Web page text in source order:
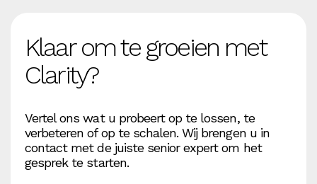
Klaar om te groeien met
Clarity?
Vertel ons wat u probeert op te lossen, te
verbeteren of op te schalen. Wij brengen u in
contact met de juiste senior expert om het
gesprek te starten.